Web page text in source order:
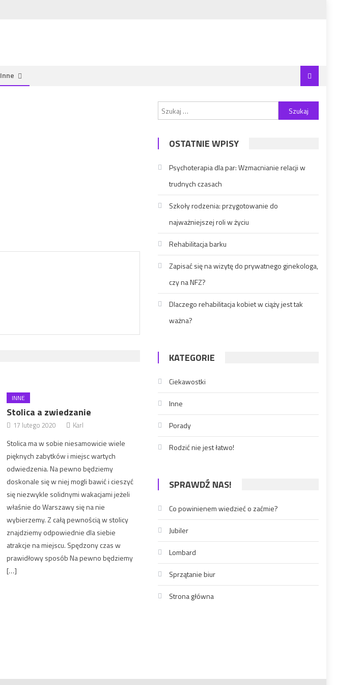
Inne
INNE
Stolica a zwiedzanie
17 lutego 2020 Karl
Stolica ma w sobie niesamowicie wiele
pięknych zabytków i miejsc wartych
odwiedzenia. Na pewno będziemy
doskonale się w niej mogli bawić i cieszyć
się niezwykle solidnymi wakacjami jeżeli
właśnie do Warszawy się na nie
wybierzemy. Z całą pewnością w stolicy
znajdziemy odpowiednie dla siebie
atrakcje na miejscu. Spędzony czas w
prawidłowy sposób Na pewno będziemy
[…]
Szukaj:
OSTATNIE WPISY
Psychoterapia dla par: Wzmacnianie relacji w
trudnych czasach
Szkoły rodzenia: przygotowanie do
najważniejszej roli w życiu
Rehabilitacja barku
Zapisać się na wizytę do prywatnego ginekologa,
czy na NFZ?
Dlaczego rehabilitacja kobiet w ciąży jest tak
ważna?
KATEGORIE
Ciekawostki
Inne
Porady
Rodzić nie jest łatwo!
SPRAWDŹ NAS!
Co powinienem wiedzieć o zaćmie?
Jubiler
Lombard
Sprzątanie biur
Strona główna